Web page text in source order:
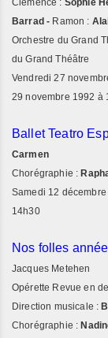
Clémence : Sophie
Barrad - Ramon :
Orchestre du Grand
du Grand Théâtre
Vendredi 27
29 novembre 1992 à
Ballet Teatro
Carmen
Chorégraphie :
Samedi 12
14h30
Nos folles
Jacques Metehen
Opérette Revue en
Direction musicale :
Chorégraphie :